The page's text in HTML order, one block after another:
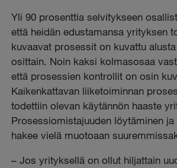
Yli 90 prosenttia selvitykseen
että heidän edustamansa yrityksen
kuvaavat prosessit on kuvattu
osittain. Noin kaksi kolmasosaa
että prosessien kontrollit on osin
Kaikenkattavan liiketoiminnan
todettiin olevan käytännön haaste
Prosessiomistajuuden löytäminen
hakee vielä muotoaan
– Jos yrityksellä on ollut hiljattain